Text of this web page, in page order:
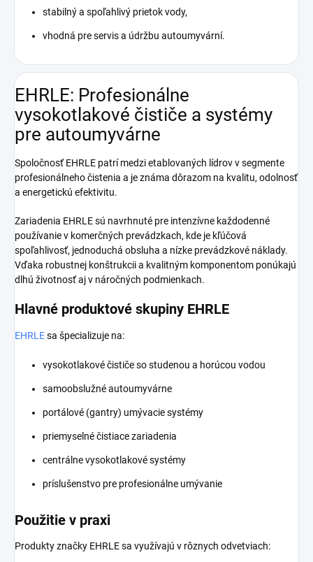
stabilný a spoľahlivý prietok vody,
vhodná pre servis a údržbu autoumyvární.
EHRLE: Profesionálne
vysokotlakové čističe a systémy
pre autoumyvárne
Spoločnosť EHRLE patrí medzi etablovaných lídrov v segmente
profesionálneho čistenia a je známa dôrazom na kvalitu, odolnosť
a energetickú efektivitu.
Zariadenia EHRLE sú navrhnuté pre intenzívne každodenné
používanie v komerčných prevádzkach, kde je kľúčová
spoľahlivosť, jednoduchá obsluha a nízke prevádzkové náklady.
Vďaka robustnej konštrukcii a kvalitným komponentom ponúkajú
dlhú životnosť aj v náročných podmienkach.
Hlavné produktové skupiny EHRLE
EHRLEsa špecializuje na:
vysokotlakové čističe so studenou a horúcou vodou
samoobslužné autoumyvárne
portálové (gantry) umývacie systémy
priemyselné čistiace zariadenia
centrálne vysokotlakové systémy
príslušenstvo pre profesionálne umývanie
Použitie v praxi
Produkty značky EHRLE sa využívajú v rôznych odvetviach: